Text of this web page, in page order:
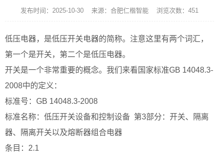
发布时间：2025-10-30 来源：合肥仁楷智能 浏览次数：451
低压电器，是低压开关电器的简称。注意这里有两个词汇，
第一个是开关，第二个是低压电器。
开关是一个非常重要的概念。我们来看国家标准GB 14048.3-
2008中的定义：
标准号：GB 14048.3-2008
标准名称：低压开关设备和控制设备 第3部分：开关、隔离
器、隔离开关以及熔断器组合电器
条目：2.1